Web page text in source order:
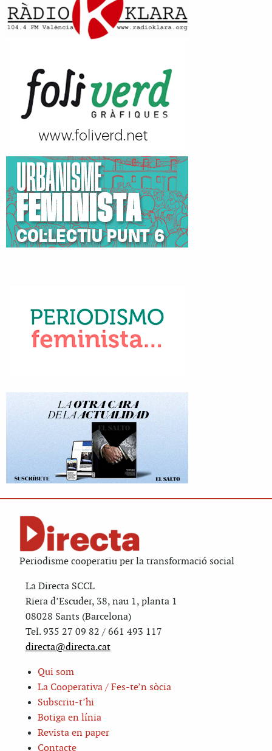
Periodisme cooperatiu per la transformació social
La Directa SCCL
Riera d’Escuder, 38, nau 1, planta 1
08028 Sants (Barcelona)
Tel. 935 27 09 82 / 661 493 117
directa@directa.cat
Qui som
La Cooperativa / Fes-te’n sòcia
Subscriu-t’hi
Botiga en línia
Revista en paper
Contacte